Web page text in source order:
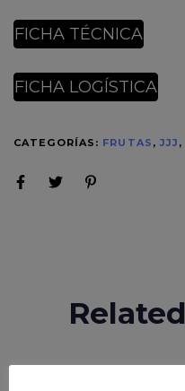
FICHA TÉCNICA
FICHA LOGÍSTICA
CATEGORÍAS: FRUTAS ,JJJ ,